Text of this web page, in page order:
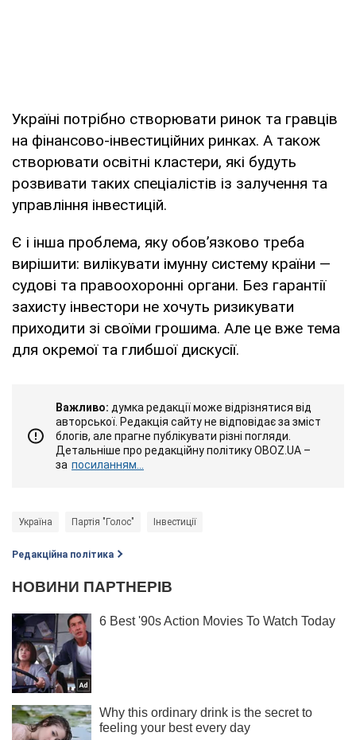
Україні потрібно створювати ринок та гравців
на фінансово-інвестиційних ринках. А також
створювати освітні кластери, які будуть
розвивати таких спеціалістів із залучення та
управління інвестицій.
Є і інша проблема, яку обов’язково треба
вирішити: вилікувати імунну систему країни —
судові та правоохоронні органи. Без гарантії
захисту інвестори не хочуть ризикувати
приходити зі своїми грошима. Але це вже тема
для окремої та глибшої дискусії.
Важливо: думка редакції може відрізнятися від
авторської. Редакція сайту не відповідає за зміст
блогів, але прагне публікувати різні погляди.
Детальніше про редакційну політику OBOZ.UA –
за посиланням...
Україна Партія "Голос" Інвестиції
Редакційна політика